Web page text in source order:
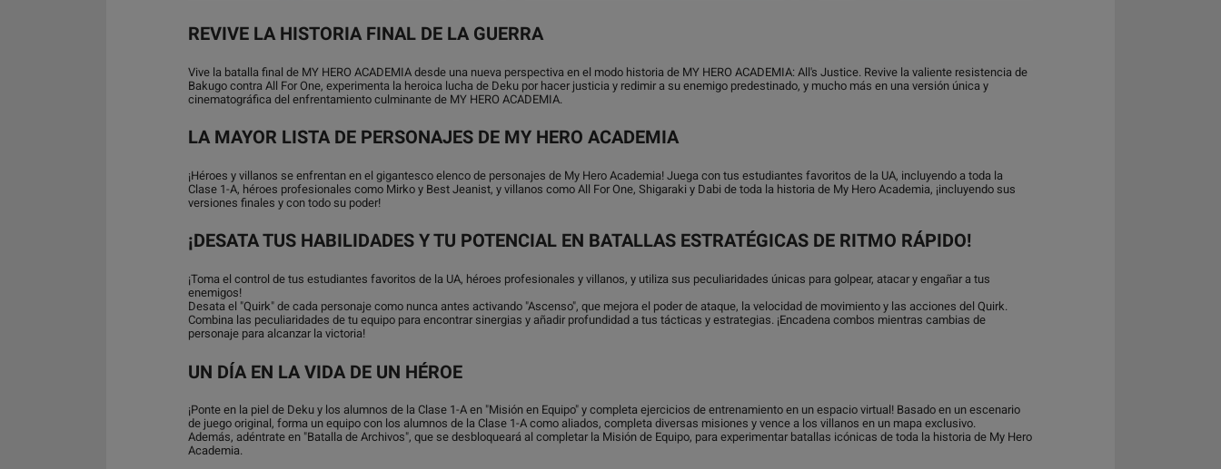
REVIVE LA HISTORIA FINAL DE LA GUERRA
Vive la batalla final de MY HERO ACADEMIA desde una nueva perspectiva en el modo historia de MY HERO ACADEMIA: All's Justice. Revive la valiente resistencia de
Bakugo contra All For One, experimenta la heroica lucha de Deku por hacer justicia y redimir a su enemigo predestinado, y mucho más en una versión única y
cinematográfica del enfrentamiento culminante de MY HERO ACADEMIA.
LA MAYOR LISTA DE PERSONAJES DE MY HERO ACADEMIA
¡Héroes y villanos se enfrentan en el gigantesco elenco de personajes de My Hero Academia! Juega con tus estudiantes favoritos de la UA, incluyendo a toda la
Clase 1-A, héroes profesionales como Mirko y Best Jeanist, y villanos como All For One, Shigaraki y Dabi de toda la historia de My Hero Academia, ¡incluyendo sus
versiones finales y con todo su poder!
¡DESATA TUS HABILIDADES Y TU POTENCIAL EN BATALLAS ESTRATÉGICAS DE RITMO RÁPIDO!
¡Toma el control de tus estudiantes favoritos de la UA, héroes profesionales y villanos, y utiliza sus peculiaridades únicas para golpear, atacar y engañar a tus
enemigos!
Desata el "Quirk" de cada personaje como nunca antes activando "Ascenso", que mejora el poder de ataque, la velocidad de movimiento y las acciones del Quirk.
Combina las peculiaridades de tu equipo para encontrar sinergias y añadir profundidad a tus tácticas y estrategias. ¡Encadena combos mientras cambias de
personaje para alcanzar la victoria!
UN DÍA EN LA VIDA DE UN HÉROE
¡Ponte en la piel de Deku y los alumnos de la Clase 1-A en "Misión en Equipo" y completa ejercicios de entrenamiento en un espacio virtual! Basado en un escenario
de juego original, forma un equipo con los alumnos de la Clase 1-A como aliados, completa diversas misiones y vence a los villanos en un mapa exclusivo.
Además, adéntrate en "Batalla de Archivos", que se desbloqueará al completar la Misión de Equipo, para experimentar batallas icónicas de toda la historia de My Hero
Academia.